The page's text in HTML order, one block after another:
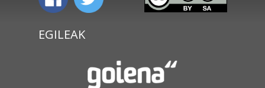
EGILEAK